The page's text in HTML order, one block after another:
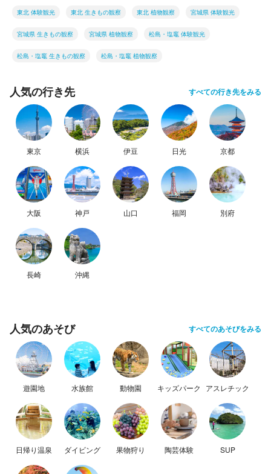
東北 体験観光 東北 生きもの観察 東北 植物観察 宮城県 体験観光
宮城県 生きもの観察 宮城県 植物観察 松島・塩竈 体験観光
松島・塩竈 生きもの観察 松島・塩竈 植物観察
人気の行き先 すべての行き先をみる
東京 横浜 伊豆 日光 京都
大阪 神戸 山口 福岡 別府
長崎 沖縄
人気のあそび すべてのあそびをみる
遊園地 水族館 動物園 キッズパーク アスレチック
日帰り温泉 ダイビング 果物狩り 陶芸体験 SUP